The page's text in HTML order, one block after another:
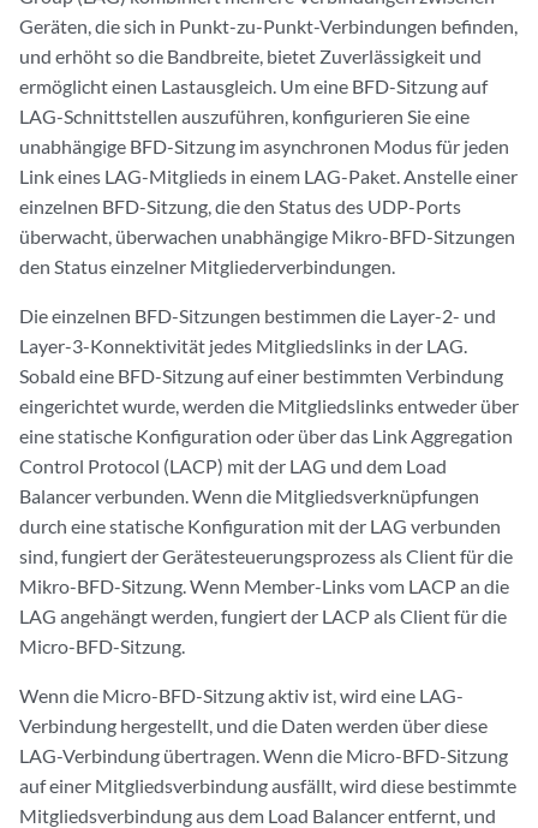
Geräten, die sich in Punkt-zu-Punkt-Verbindungen befinden,
und erhöht so die Bandbreite, bietet Zuverlässigkeit und
ermöglicht einen Lastausgleich. Um eine BFD-Sitzung auf
LAG-Schnittstellen auszuführen, konfigurieren Sie eine
unabhängige BFD-Sitzung im asynchronen Modus für jeden
Link eines LAG-Mitglieds in einem LAG-Paket. Anstelle einer
einzelnen BFD-Sitzung, die den Status des UDP-Ports
überwacht, überwachen unabhängige Mikro-BFD-Sitzungen
den Status einzelner Mitgliederverbindungen.
Die einzelnen BFD-Sitzungen bestimmen die Layer-2- und
Layer-3-Konnektivität jedes Mitgliedslinks in der LAG.
Sobald eine BFD-Sitzung auf einer bestimmten Verbindung
eingerichtet wurde, werden die Mitgliedslinks entweder über
eine statische Konfiguration oder über das Link Aggregation
Control Protocol (LACP) mit der LAG und dem Load
Balancer verbunden. Wenn die Mitgliedsverknüpfungen
durch eine statische Konfiguration mit der LAG verbunden
sind, fungiert der Gerätesteuerungsprozess als Client für die
Mikro-BFD-Sitzung. Wenn Member-Links vom LACP an die
LAG angehängt werden, fungiert der LACP als Client für die
Micro-BFD-Sitzung.
Wenn die Micro-BFD-Sitzung aktiv ist, wird eine LAG-
Verbindung hergestellt, und die Daten werden über diese
LAG-Verbindung übertragen. Wenn die Micro-BFD-Sitzung
auf einer Mitgliedsverbindung ausfällt, wird diese bestimmte
Mitgliedsverbindung aus dem Load Balancer entfernt, und